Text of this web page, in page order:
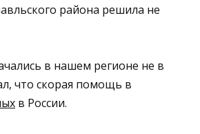
района решила не
в нашем регионе не в
что скорая помощь в
в России.